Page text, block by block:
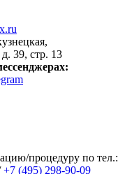
39, стр. 13
процедуру по тел.:
+7 (495) 298-90-09